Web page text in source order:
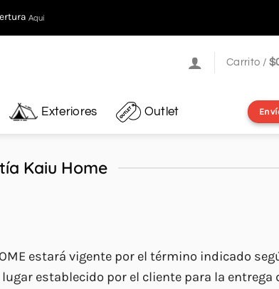
Aquí
Carrito /$
Exteriores Outlet
Kaiu Home
estará vigente por el término indicado
establecido por el cliente para la entrega